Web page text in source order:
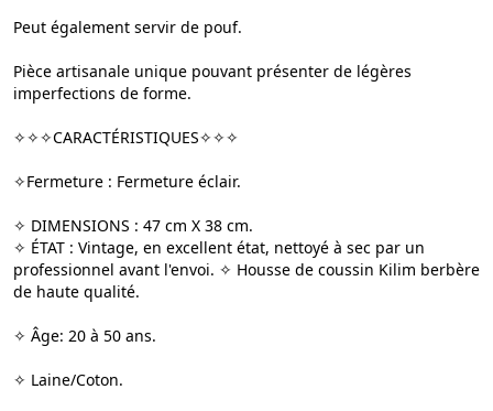
Peut également servir de pouf.
Pièce artisanale unique pouvant présenter de légères
imperfections de forme.
✧✧✧CARACTÉRISTIQUES✧✧✧
✧Fermeture : Fermeture éclair.
✧ DIMENSIONS : 47 cm X 38 cm.
✧ ÉTAT : Vintage, en excellent état, nettoyé à sec par un
professionnel avant l'envoi. ✧ Housse de coussin Kilim berbère
de haute qualité.
✧ Âge: 20 à 50 ans.
✧ Laine/Coton.